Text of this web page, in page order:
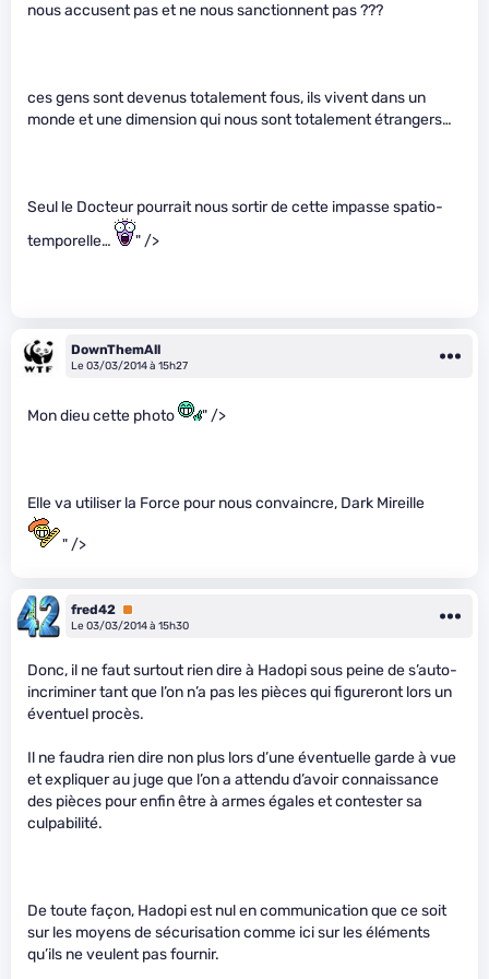
nous accusent pas et ne nous sanctionnent pas ???
ces gens sont devenus totalement fous, ils vivent dans un
monde et une dimension qui nous sont totalement étrangers…
Seul le Docteur pourrait nous sortir de cette impasse spatio-
temporelle…
" />
DownThemAll
Le 03/03/2014 à 15h27
Mon dieu cette photo " />
Elle va utiliser la Force pour nous convaincre, Dark Mireille
" />
fred42 Premium
Le 03/03/2014 à 15h30
Donc, il ne faut surtout rien dire à Hadopi sous peine de s’auto-
incriminer tant que l’on n’a pas les pièces qui figureront lors un
éventuel procès.
Il ne faudra rien dire non plus lors d’une éventuelle garde à vue
et expliquer au juge que l’on a attendu d’avoir connaissance
des pièces pour enfin être à armes égales et contester sa
culpabilité.
De toute façon, Hadopi est nul en communication que ce soit
sur les moyens de sécurisation comme ici sur les éléments
qu’ils ne veulent pas fournir.